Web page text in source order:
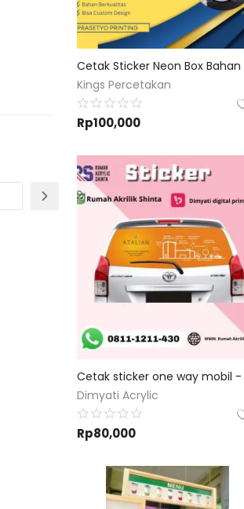
Kings Percetakan
Rp100,000
Dimyati Acrylic
Rp80,000